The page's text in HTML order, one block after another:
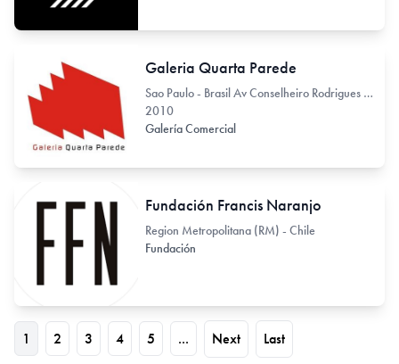
Galeria Quarta Parede
Sao Paulo - Brasil Av Conselheiro Rodrigues Alves 722
2010
Galería Comercial
Fundación Francis Naranjo
Region Metropolitana (RM) - Chile
Fundación
1 2 3 4 5 ... Next Last